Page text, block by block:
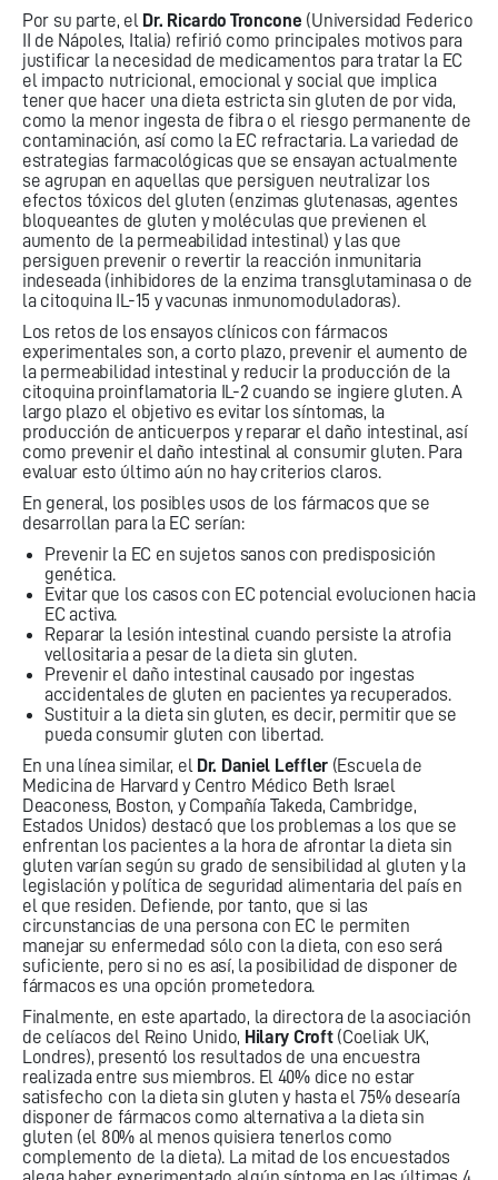
Por su parte, el Dr. Ricardo Troncone (Universidad Federico
II de Nápoles, Italia) refirió como principales motivos para
justificar la necesidad de medicamentos para tratar la EC
el impacto nutricional, emocional y social que implica
tener que hacer una dieta estricta sin gluten de por vida,
como la menor ingesta de fibra o el riesgo permanente de
contaminación, así como la EC refractaria. La variedad de
estrategias farmacológicas que se ensayan actualmente
se agrupan en aquellas que persiguen neutralizar los
efectos tóxicos del gluten (enzimas glutenasas, agentes
bloqueantes de gluten y moléculas que previenen el
aumento de la permeabilidad intestinal) y las que
persiguen prevenir o revertir la reacción inmunitaria
indeseada (inhibidores de la enzima transglutaminasa o de
la citoquina IL-15 y vacunas inmunomoduladoras).
Los retos de los ensayos clínicos con fármacos
experimentales son, a corto plazo, prevenir el aumento de
la permeabilidad intestinal y reducir la producción de la
citoquina proinflamatoria IL-2 cuando se ingiere gluten. A
largo plazo el objetivo es evitar los síntomas, la
producción de anticuerpos y reparar el daño intestinal, así
como prevenir el daño intestinal al consumir gluten. Para
evaluar esto último aún no hay criterios claros.
En general, los posibles usos de los fármacos que se
desarrollan para la EC serían:
Prevenir la EC en sujetos sanos con predisposición
genética.
Evitar que los casos con EC potencial evolucionen hacia
EC activa.
Reparar la lesión intestinal cuando persiste la atrofia
vellositaria a pesar de la dieta sin gluten.
Prevenir el daño intestinal causado por ingestas
accidentales de gluten en pacientes ya recuperados.
Sustituir a la dieta sin gluten, es decir, permitir que se
pueda consumir gluten con libertad.
En una línea similar, el Dr. Daniel Leffler(Escuela de
Medicina de Harvard y Centro Médico Beth Israel
Deaconess, Boston, y Compañía Takeda, Cambridge,
Estados Unidos) destacó que los problemas a los que se
enfrentan los pacientes a la hora de afrontar la dieta sin
gluten varían según su grado de sensibilidad al gluten y la
legislación y política de seguridad alimentaria del país en
el que residen. Defiende, por tanto, que si las
circunstancias de una persona con EC le permiten
manejar su enfermedad sólo con la dieta, con eso será
suficiente, pero si no es así, la posibilidad de disponer de
fármacos es una opción prometedora.
Finalmente, en este apartado, la directora de la asociación
de celíacos del Reino Unido, Hilary Croft(Coeliak UK,
Londres), presentó los resultados de una encuestra
realizada entre sus miembros. El 40% dice no estar
satisfecho con la dieta sin gluten y hasta el 75% desearía
disponer de fármacos como alternativa a la dieta sin
gluten (el 80% al menos quisiera tenerlos como
complemento de la dieta). La mitad de los encuestados